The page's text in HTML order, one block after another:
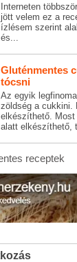
Interneten
jött velem ez a
ízlésem szerint
és...
Gluténmentes
tócsni
Az egyik
zöldség a cukkini.
elkészíthető. Most
alatt elkészíthető,
receptek